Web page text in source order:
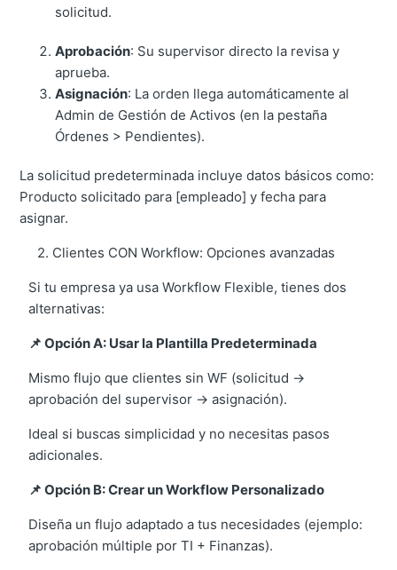
solicitud.
Aprobación: Su supervisor directo la revisa y
aprueba.
Asignación: La orden llega automáticamente al
Admin de Gestión de Activos (en la pestaña
Órdenes > Pendientes).
La solicitud predeterminada incluye datos básicos como:
Producto solicitado para [empleado] y fecha para
asignar.
2. Clientes CON Workflow: Opciones avanzadas
Si tu empresa ya usa Workflow Flexible, tienes dos
alternativas:
📌 Opción A: Usar la Plantilla Predeterminada
Mismo flujo que clientes sin WF (solicitud →
aprobación del supervisor → asignación).
Ideal si buscas simplicidad y no necesitas pasos
adicionales.
📌 Opción B: Crear un Workflow Personalizado
Diseña un flujo adaptado a tus necesidades (ejemplo:
aprobación múltiple por TI + Finanzas).